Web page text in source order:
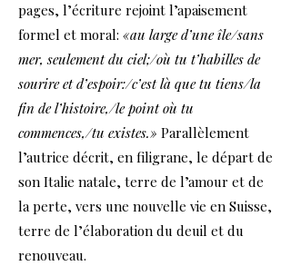
pages, l’écriture rejoint l’apaisement
formel et moral: «au large d’une île/sans
mer, seulement du ciel;/où tu t’habilles de
sourire et d’espoir:/c’est là que tu tiens/la
fin de l’histoire,/le point où tu
commences,/tu existes.» Parallèlement
l’autrice décrit, en filigrane, le départ de
son Italie natale, terre de l’amour et de
la perte, vers une nouvelle vie en Suisse,
terre de l’élaboration du deuil et du
renouveau.